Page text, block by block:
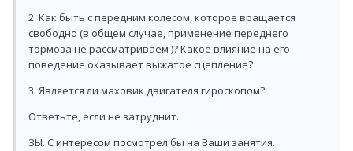
2. Как быть с передним колесом, которое вращается
свободно (в общем случае, применение переднего
тормоза не рассматриваем )? Какое влияние на его
поведение оказывает выжатое сцепление?
3. Является ли маховик двигателя гироскопом?
Ответьте, если не затруднит.
ЗЫ. С интересом посмотрел бы на Ваши занятия.